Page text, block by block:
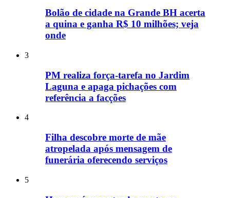
Bolão de cidade na Grande BH acerta
a quina e ganha R$ 10 milhões; veja
onde
3
PM realiza força-tarefa no Jardim
Laguna e apaga pichações com
referência a facções
4
Filha descobre morte de mãe
atropelada após mensagem de
funerária oferecendo serviços
5